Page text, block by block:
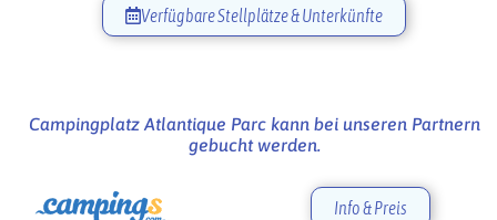
Verfügbare Stellplätze & Unterkünfte
Campingplatz Atlantique Parc kann bei unseren Partnern
gebucht werden.
Info & Preis